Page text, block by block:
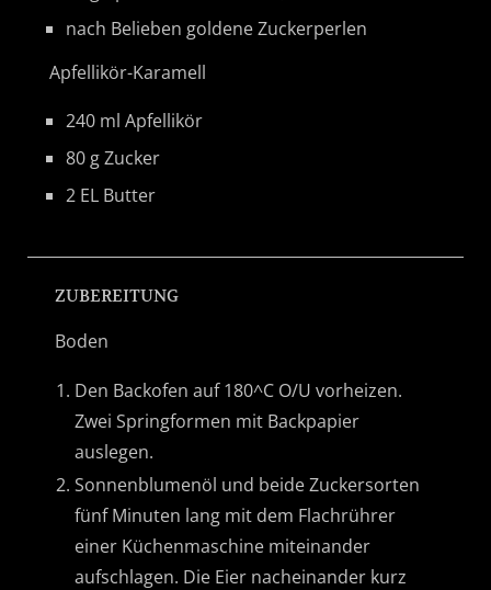
nach Belieben goldene Zuckerperlen
Apfellikör-Karamell
240 ml Apfellikör
80 g Zucker
2 EL Butter
ZUBEREITUNG
Boden
Den Backofen auf 180^C O/U vorheizen.
Zwei Springformen mit Backpapier
auslegen.
Sonnenblumenöl und beide Zuckersorten
fünf Minuten lang mit dem Flachrührer
einer Küchenmaschine miteinander
aufschlagen. Die Eier nacheinander kurz